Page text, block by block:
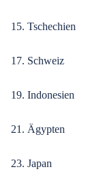
15. Tschechien
17. Schweiz
19. Indonesien
21. Ägypten
23. Japan